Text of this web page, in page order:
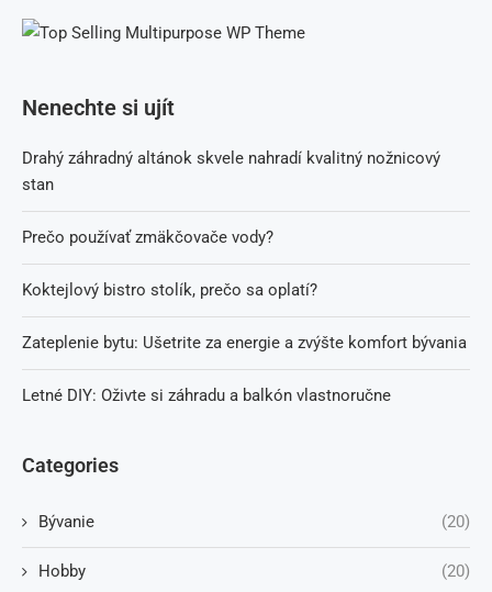
Nenechte si ujít
Drahý záhradný altánok skvele nahradí kvalitný nožnicový
stan
Prečo používať zmäkčovače vody?
Koktejlový bistro stolík, prečo sa oplatí?
Zateplenie bytu: Ušetrite za energie a zvýšte komfort bývania
Letné DIY: Oživte si záhradu a balkón vlastnoručne
Categories
Bývanie (20)
Hobby (20)